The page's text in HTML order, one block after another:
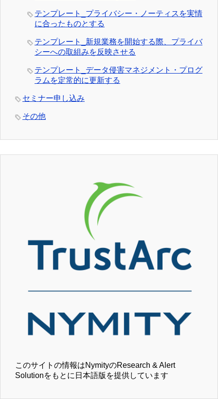
テンプレート_プライバシー・ノーティスを実情
に合ったものとする
テンプレート_新規業務を開始する際、プライバ
シーへの取組みを反映させる
テンプレート_データ侵害マネジメント・プログ
ラムを定常的に更新する
セミナー申し込み
その他
このサイトの情報はNymityのResearch & Alert
Solutionをもとに日本語版を提供しています